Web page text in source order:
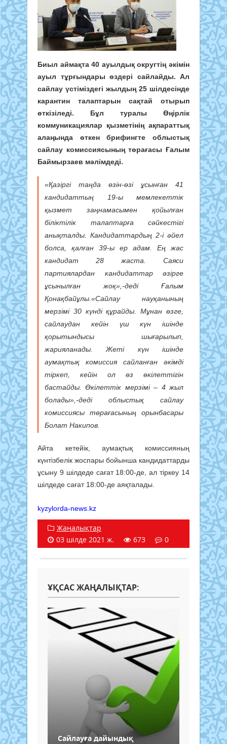
Биыл аймақта 40 ауылдық округтің әкімін
ауыл тұрғындары өздері сайлайды. Ал
сайлау үстіміздегі жылдың 25 шілдесінде
карантин талаптарын сақтай отырып
өткізіледі. Бұл туралы Өңірлік
коммуникациялар қызметінің ақпараттық
алаңында өткен брифингте облыстық
сайлау комиссиясының төрағасы Ғалым
Баймырзаев мәлімдеді.
«Қазіргі таңда өзін-өзі ұсынған 41
кандидаттың 19-ы мемлекеттік
қызмет заңнамасымен қойылған
біліктілік талаптарға сәйкестігі
анықталды. Кандидаттардың 2-і әйел
болса, қалған 39-ы ер адам. Ең жас
кандидат 28 жаста. Саяси
партиялардан кандидаттар әзірге
ұсынылған жоқ»,-деді Ғалым
Қонақбайұлы.«Сайлау науқанының
мерзімі 30 күнді құрайды. Мұнан өзге,
сайлаудан кейін үш күн ішінде
қорытындысы шығарылып,
жарияланады. Жеті күн ішінде
аумақтық комиссия сайланған әкімді
тіркеп, кейін ол өз өкілеттігін
бастайды. Өкілеттік мерзімі – 4 жыл
болады»,-деді облыстық сайлау
комиссиясы төрағасының орынбасары
Болат Накипов.
Айта кетейік, аумақтық комиссияның
күнтізбелік жоспары бойынша кандидаттарды
ұсыну 9 шілдеде сағат 18:00-де, ал тіркеу 14
шілдеде сағат 18:00-де аяқталады.
kyzylorda-news.kz
Жаңалықтар
03 шілде 2021 ж.
673 0
ҰҚСАС ЖАҢАЛЫҚТАР:
Сайлауға дайындық